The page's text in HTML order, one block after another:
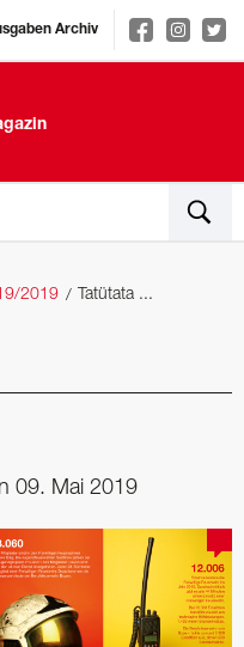
Archiv
2019 Tatütata ...
09. Mai 2019